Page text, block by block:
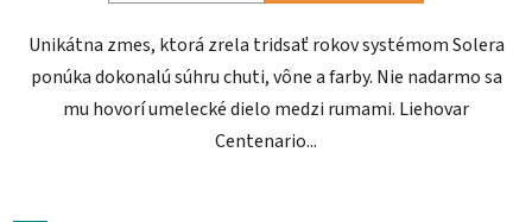
Unikátna zmes, ktorá zrela tridsať rokov systémom Solera
ponúka dokonalú súhru chuti, vône a farby. Nie nadarmo sa
mu hovorí umelecké dielo medzi rumami. Liehovar
Centenario...